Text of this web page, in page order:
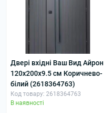
Двері вхідні Ваш Вид Айрон
120х200х9.5 см Коричнево-
білий (2618364763)
Код товару: 2618364763
В наявності